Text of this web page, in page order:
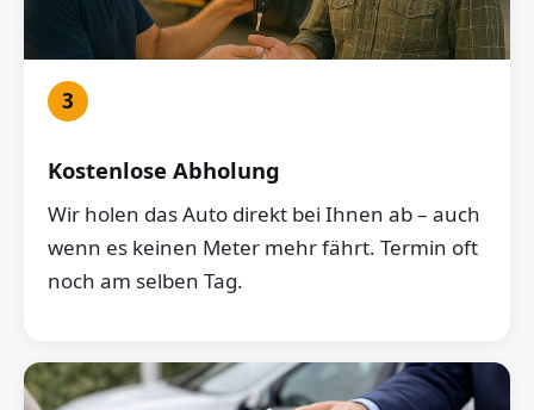
3
Kostenlose Abholung
Wir holen das Auto direkt bei Ihnen ab – auch
wenn es keinen Meter mehr fährt. Termin oft
noch am selben Tag.